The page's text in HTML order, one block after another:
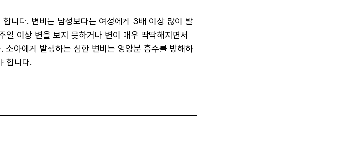
니다. 변비는 남성보다는 여성에게 3배 이상 많이 발
일 이상 변을 보지 못하거나 변이 매우 딱딱해지면서
소아에게 발생하는 심한 변비는 영양분 흡수를 방해하
합니다.